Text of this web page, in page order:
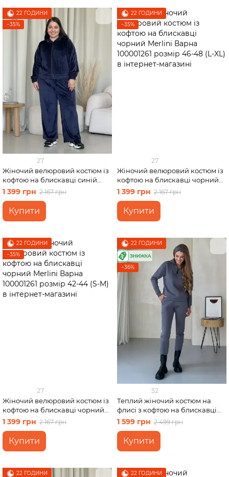
22 ГОДИНИ
−35%
27
Жіночий велюровий костюм із
кофтою на блискавці синій
Merlini Варна 100001262 розмір
54-56 (4XL-54XL)
1 399 грн 2 167 грн
Купити
22 ГОДИНИ
−35%
27
Жіночий велюровий костюм із
кофтою на блискавці чорний
Merlini Варна 100001261 розмір
46-48 (L-XL)
1 399 грн 2 167 грн
Купити
22 ГОДИНИ
−35%
27
Жіночий велюровий костюм із
кофтою на блискавці чорний
Merlini Варна 100001261 розмір
42-44 (S-M)
1 399 грн 2 167 грн
Купити
22 ГОДИНИ
−36%
52
Теплий жіночий костюм на
флисі з кофтою на блискавці
сірий Merlini Анже 100001083,
розмір 50-52 (2XL-3XL)
1 599 грн 2 499 грн
Купити
22 ГОДИНИ
22 ГОДИНИ